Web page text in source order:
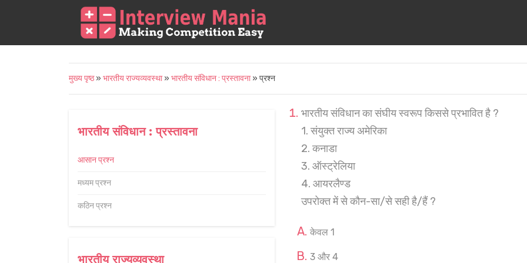
मुख्य पृष्ठ» भारतीय राज्यव्यवस्था» भारतीय संविधान : प्रस्तावना» प्रश्न
भारतीय संविधान : प्रस्तावना
आसान प्रश्न
मध्यम प्रश्न
कठिन प्रश्न
भारतीय राज्यव्यवस्था
भारतीय संविधान का संघीय स्वरूप किससे प्रभावित है ?
1. संयुक्त राज्य अमेरिका
2. कनाडा
3. ऑस्ट्रेलिया
4. आयरलैण्ड
उपरोक्त में से कौन-सा/से सही है/हैं ?
केवल 1
3 और 4